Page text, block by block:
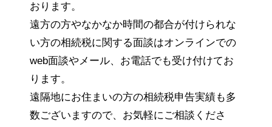
おります。
遠方の方やなかなか時間の都合が付けられな
い方の相続税に関する面談はオンラインでの
web面談やメール、お電話でも受け付けてお
ります。
遠隔地にお住まいの方の相続税申告実績も多
数ございますので、お気軽にご相談くださ